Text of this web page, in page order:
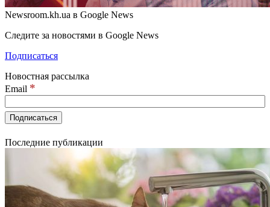
Newsroom.kh.ua в Google News
Следите за новостями в Google News
Подписаться
Новостная рассылка
Email *
Последние публикации